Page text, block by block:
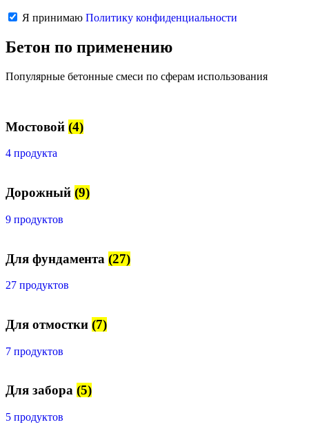
Я принимаю Политику конфиденциальности
Бетон по применению
Популярные бетонные смеси по сферам использования
Мостовой (4)
4 продукта
Дорожный (9)
9 продуктов
Для фундамента (27)
27 продуктов
Для отмостки (7)
7 продуктов
Для забора (5)
5 продуктов